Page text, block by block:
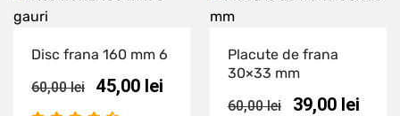
Disc frana 160 mm 6
60,00lei 45,00 lei
Placute de frana
30×33 mm
60,00lei 39,00 lei